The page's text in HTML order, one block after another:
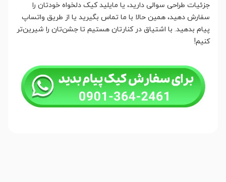
جزئیات طراحی سوالی دارید، یا مایلید کیک دلخواه خودتان را
سفارش دهید، همین حالا با ما تماس بگیرید یا از طریق واتساپ
پیام بدهید. با اشتیاق در کنارتان هستیم تا جشن‌تان را شیرین‌تر
کنیم!